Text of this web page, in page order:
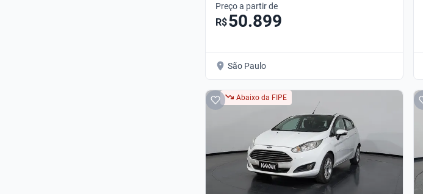
Preço a partir de
R$50.899
São Paulo
Abaixo da FIPE